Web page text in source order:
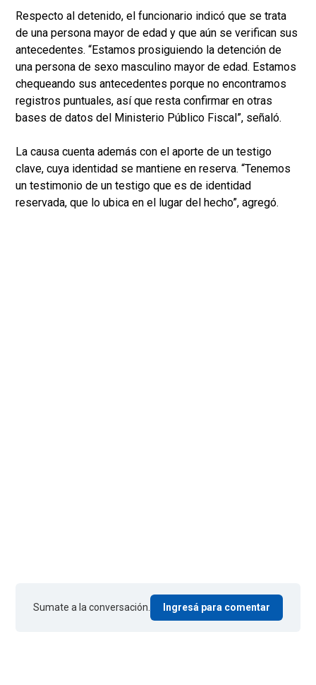
Respecto al detenido, el funcionario indicó que se trata
de una persona mayor de edad y que aún se verifican sus
antecedentes. “Estamos prosiguiendo la detención de
una persona de sexo masculino mayor de edad. Estamos
chequeando sus antecedentes porque no encontramos
registros puntuales, así que resta confirmar en otras
bases de datos del Ministerio Público Fiscal”, señaló.
La causa cuenta además con el aporte de un testigo
clave, cuya identidad se mantiene en reserva. “Tenemos
un testimonio de un testigo que es de identidad
reservada, que lo ubica en el lugar del hecho”, agregó.
Sumate a la conversación. Ingresá para comentar